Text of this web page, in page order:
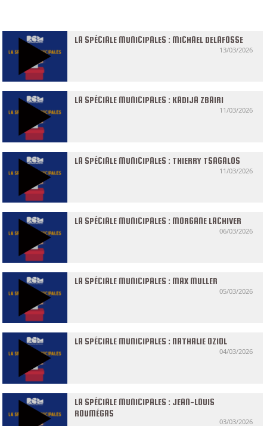
LA SPÉCIALE MUNICIPALES : MICHAEL DELAFOSSE
13/03/2026
LA SPÉCIALE MUNICIPALES : KADIJA ZBAIRI
11/03/2026
LA SPÉCIALE MUNICIPALES : THIERRY TSAGALOS
11/03/2026
LA SPÉCIALE MUNICIPALES : MORGANE LACHIVER
06/03/2026
LA SPÉCIALE MUNICIPALES : MAX MULLER
05/03/2026
LA SPÉCIALE MUNICIPALES : NATHALIE OZIOL
04/03/2026
LA SPÉCIALE MUNICIPALES : JEAN-LOUIS
ROUMÉGAS
03/03/2026